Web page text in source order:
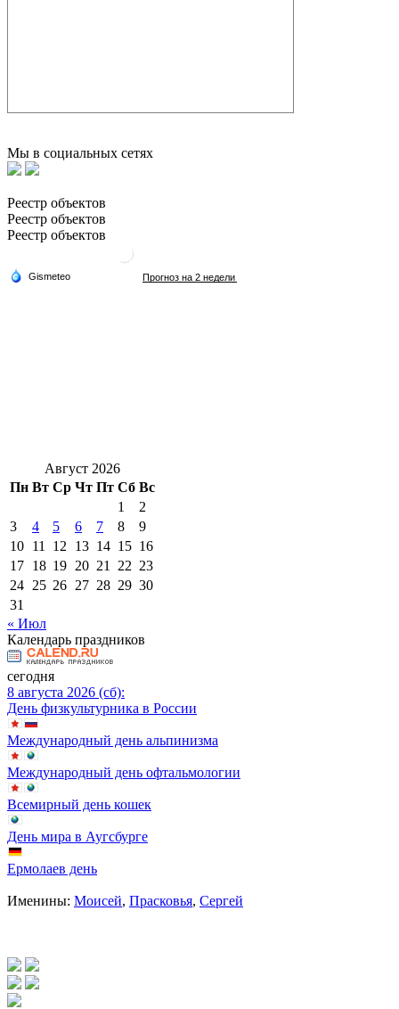
Мы в социальных сетях
Реестр объектов
Реестр объектов
Реестр объектов
Август 2026
Пн Вт Ср Чт Пт Сб Вс
1
2
3
4 5 6 7 8
9
10 11 12 13 14 15 16
17 18 19 20 21 22 23
24 25 26 27 28 29 30
31
« Июл
Календарь праздников
сегодня
8 августа 2026 (сб):
День физкультурника в России
Международный день альпинизма
Международный день офтальмологии
Всемирный день кошек
День мира в Аугсбурге
Ермолаев день
Именины: Моисей, Прасковья, Сергей